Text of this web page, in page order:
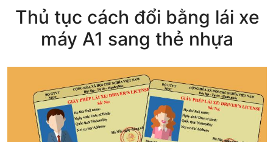
Thủ tục cách đổi bằng lái xe
máy A1 sang thẻ nhựa